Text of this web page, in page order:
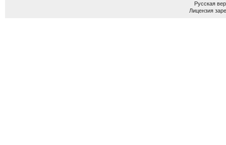
Русская
Лицензия